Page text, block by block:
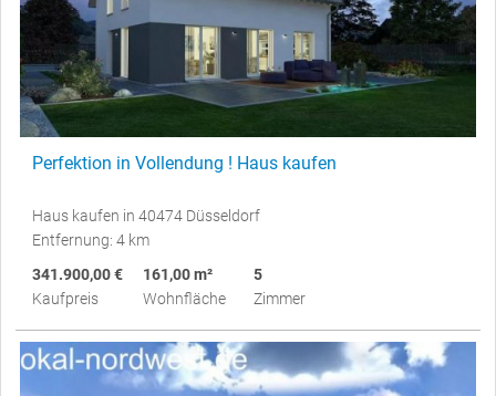
Perfektion in Vollendung ! Haus kaufen
Haus kaufen in 40474 Düsseldorf
Entfernung: 4 km
341.900,00 €
Kaufpreis
161,00 m²
Wohnfläche
5
Zimmer